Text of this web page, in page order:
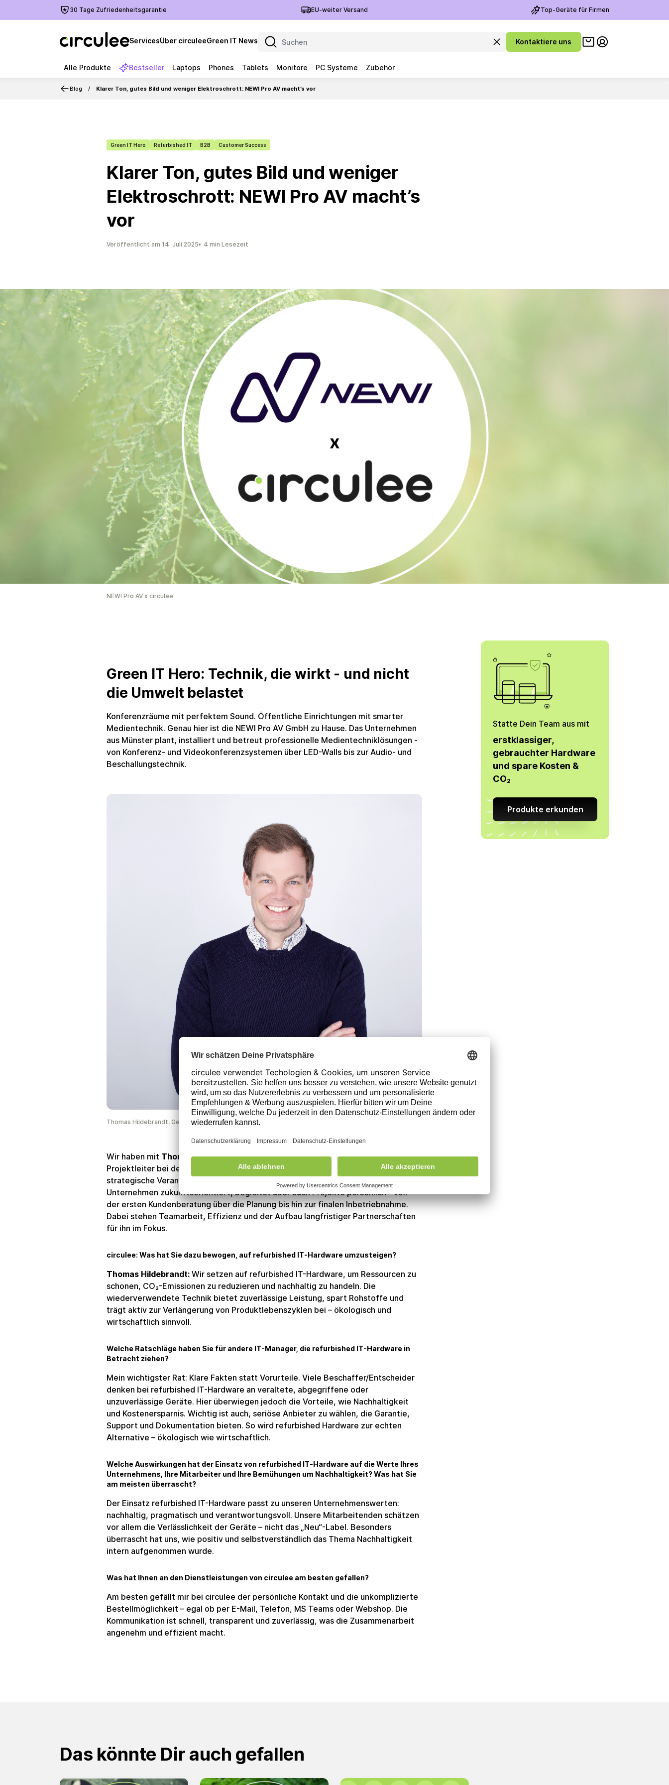
30 Tage Zufriedenheitsgarantie EU-weiter Versand Top-Geräte für Firmen
ServicesÜber circuleeGreen IT News Suchanfrage leeren
Kontaktiere uns
Warenkorb ansehen
Alle Produkte Bestseller Laptops Phones Tablets Monitore PC Systeme Zubehör
Blog Klarer Ton, gutes Bild und weniger Elektroschrott: NEWI Pro AV macht’s vor
Green IT Hero Refurbished IT B2B Customer Success
Klarer Ton, gutes Bild und weniger
Elektroschrott: NEWI Pro AV macht’s
vor
Veröffentlicht am 14. Juli 2025 4 min Lesezeit
NEWI Pro AV x circulee
Green IT Hero: Technik, die wirkt - und nicht
die Umwelt belastet
Konferenzräume mit perfektem Sound. Öffentliche Einrichtungen mit smarter
Medientechnik. Genau hier ist die NEWI Pro AV GmbH zu Hause. Das Unternehmen
aus Münster plant, installiert und betreut professionelle Medientechniklösungen -
von Konferenz- und Videokonferenzsystemen über LED-Walls bis zur Audio- und
Beschallungstechnik.
Thomas Hildebrandt, Gesellschafter & Geschäftsführer NEWI Pro AV GmbH
Wir haben mit Thomas Hildebrandtgesprochen, Geschäftsführer und
Projektleiter bei der NEWI Pro AV GmbH. In seiner Doppelrolle vereint er
strategische Verantwortung mit technischer Umsetzung: Er führt das
Unternehmen zukunftsorientiert, begleitet aber auch Projekte persönlich - von
der ersten Kundenberatung über die Planung bis hin zur finalen Inbetriebnahme.
Dabei stehen Teamarbeit, Effizienz und der Aufbau langfristiger Partnerschaften
für ihn im Fokus.
circulee: Was hat Sie dazu bewogen, auf refurbished IT-Hardware umzusteigen?
Thomas Hildebrandt: Wir setzen auf refurbished IT-Hardware, um Ressourcen zu
schonen, CO₂-Emissionen zu reduzieren und nachhaltig zu handeln. Die
wiederverwendete Technik bietet zuverlässige Leistung, spart Rohstoffe und
trägt aktiv zur Verlängerung von Produktlebenszyklen bei – ökologisch und
wirtschaftlich sinnvoll.
Welche Ratschläge haben Sie für andere IT-Manager, die refurbished IT-Hardware in
Betracht ziehen?
Mein wichtigster Rat: Klare Fakten statt Vorurteile. Viele Beschaffer/Entscheider
denken bei refurbished IT-Hardware an veraltete, abgegriffene oder
unzuverlässige Geräte. Hier überwiegen jedoch die Vorteile, wie Nachhaltigkeit
und Kostenersparnis. Wichtig ist auch, seriöse Anbieter zu wählen, die Garantie,
Support und Dokumentation bieten. So wird refurbished Hardware zur echten
Alternative – ökologisch wie wirtschaftlich.
Welche Auswirkungen hat der Einsatz von refurbished IT-Hardware auf die Werte Ihres
Unternehmens, Ihre Mitarbeiter und Ihre Bemühungen um Nachhaltigkeit? Was hat Sie
am meisten überrascht?
Der Einsatz refurbished IT-Hardware passt zu unseren Unternehmenswerten:
nachhaltig, pragmatisch und verantwortungsvoll. Unsere Mitarbeitenden schätzen
vor allem die Verlässlichkeit der Geräte – nicht das „Neu“-Label. Besonders
überrascht hat uns, wie positiv und selbstverständlich das Thema Nachhaltigkeit
intern aufgenommen wurde.
Was hat Ihnen an den Dienstleistungen von circulee am besten gefallen?
Am besten gefällt mir bei circulee der persönliche Kontakt und die unkomplizierte
Bestellmöglichkeit – egal ob per E-Mail, Telefon, MS Teams oder Webshop. Die
Kommunikation ist schnell, transparent und zuverlässig, was die Zusammenarbeit
angenehm und effizient macht.
Statte Dein Team aus mit
erstklassiger,
gebrauchter Hardware
und spare Kosten &
CO₂
Produkte erkunden
Das könnte Dir auch gefallen